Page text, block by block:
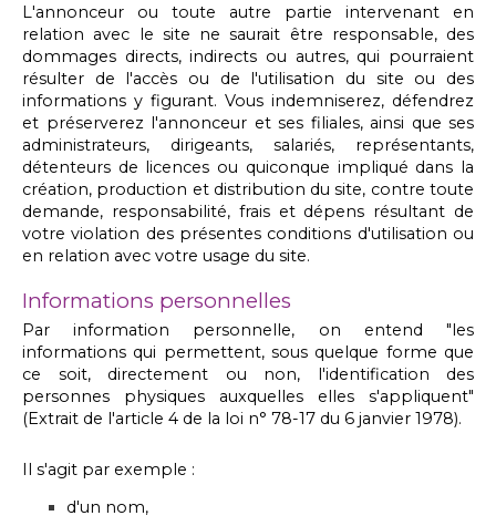
L'annonceur ou toute autre partie intervenant en
relation avec le site ne saurait être responsable, des
dommages directs, indirects ou autres, qui pourraient
résulter de l'accès ou de l'utilisation du site ou des
informations y figurant. Vous indemniserez, défendrez
et préserverez l'annonceur et ses filiales, ainsi que ses
administrateurs, dirigeants, salariés, représentants,
détenteurs de licences ou quiconque impliqué dans la
création, production et distribution du site, contre toute
demande, responsabilité, frais et dépens résultant de
votre violation des présentes conditions d'utilisation ou
en relation avec votre usage du site.
Informations personnelles
Par information personnelle, on entend "les
informations qui permettent, sous quelque forme que
ce soit, directement ou non, l'identification des
personnes physiques auxquelles elles s'appliquent"
(Extrait de l'article 4 de la loi n° 78-17 du 6 janvier 1978).
Il s'agit par exemple :
d'un nom,